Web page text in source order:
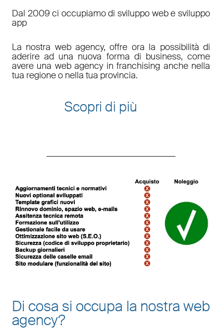
Dal 2009 ci occupiamo di sviluppo web e sviluppo
app
La nostra web agency, offre ora la possibilità di
aderire ad una nuova forma di business, come
avere una web agency in franchising anche nella
tua regione o nella tua provincia.
Scopri di più
Di cosa si occupa la nostra web
agency?